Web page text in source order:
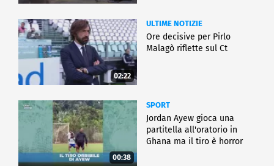
02:22
ULTIME NOTIZIE
Ore decisive per Pirlo
Malagò riflette sul Ct
00:38
SPORT
Jordan Ayew gioca una
partitella all'oratorio in
Ghana ma il tiro è horror